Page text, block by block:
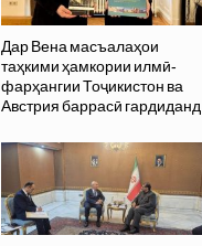
Дар Вена масъалаҳои
таҳкими ҳамкории илмӣ-
фарҳангии Тоҷикистон ва
Австрия баррасӣ гардиданд